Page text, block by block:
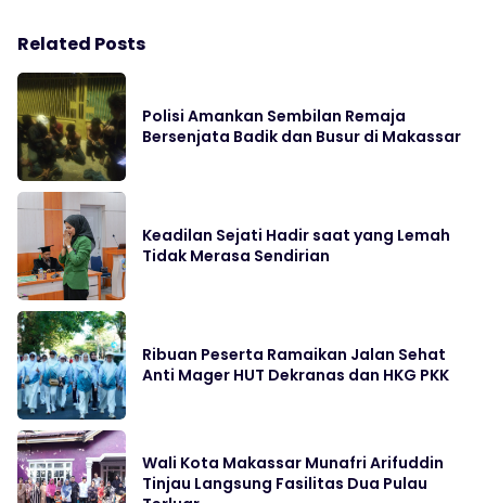
Related Posts
Polisi Amankan Sembilan Remaja
Bersenjata Badik dan Busur di Makassar
Keadilan Sejati Hadir saat yang Lemah
Tidak Merasa Sendirian
Ribuan Peserta Ramaikan Jalan Sehat
Anti Mager HUT Dekranas dan HKG PKK
Wali Kota Makassar Munafri Arifuddin
Tinjau Langsung Fasilitas Dua Pulau